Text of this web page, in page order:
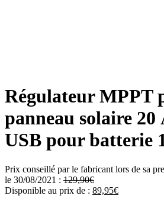
Régulateur MPPT
panneau solaire 20
USB pour batterie
Prix conseillé par le fabricant lors de sa
le 30/08/2021 : 129,90€
Disponible au prix de : 89,95€